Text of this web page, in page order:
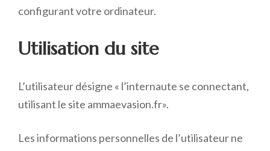
configurant votre ordinateur.
Utilisation du site
L’utilisateur désigne « l’internaute se connectant,
utilisant le site ammaevasion.fr».
Les informations personnelles de l’utilisateur ne